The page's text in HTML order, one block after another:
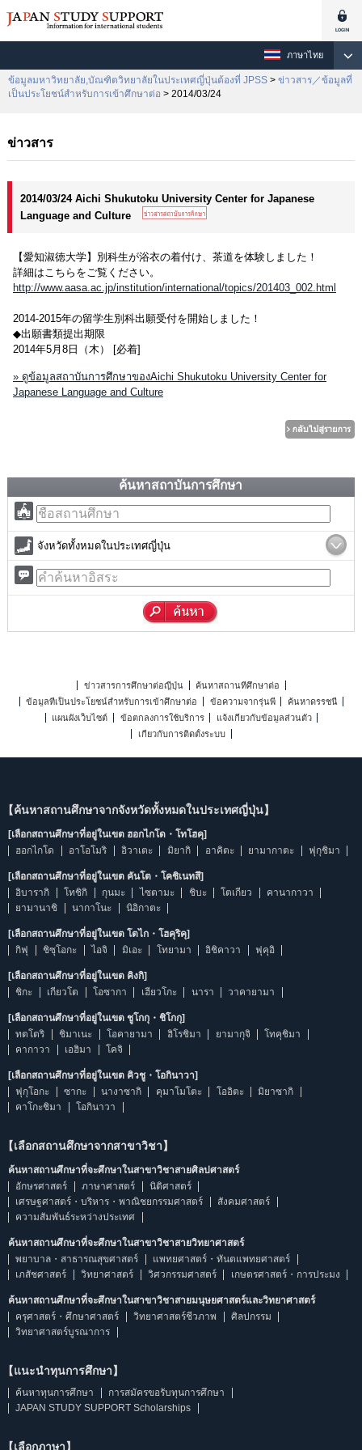
ภาษาไทย
ข้อมูลมหาวิทยาลัย,บัณฑิตวิทยาลัยในประเทศญี่ปุ่นต้องที่ JPSS > ข่าวสาร／ข้อมูลที่
เป็นประโยชน์สำหรับการเข้าศึกษาต่อ > 2014/03/24
ข่าวสาร
2014/03/24 Aichi Shukutoku University Center for Japanese
Language and Culture
【愛知淑徳大学】別科生が浴衣の着付け、茶道を体験しました！
詳細はこちらをご覧ください。
http://www.aasa.ac.jp/institution/international/topics/201403_002.html
2014-2015年の留学生別科出願受付を開始しました！
◆出願書類提出期限
2014年5月8日（木） [必着]
» ดูข้อมูลสถาบันการศึกษาของAichi Shukutoku University Center for
Japanese Language and Culture
ค้นหาสถาบันการศึกษา
จังหวัดทั้งหมดในประเทศญี่ปุ่น
ข่าวสารการศึกษาต่อญี่ปุ่น
ค้นหาสถานที่ศึกษาต่อ
ข้อมูลที่เป็นประโยชน์สำหรับการเข้าศึกษาต่อ
ข้อความจากรุ่นพี่
ค้นหาดรรชนี
แผนผังเว็บไซต์
ข้อตกลงการใช้บริการ
แจ้งเกี่ยวกับข้อมูลส่วนตัว
เกี่ยวกับการติดตั้งระบบ
【ค้นหาสถานศึกษาจากจังหวัดทั้งหมดในประเทศญี่ปุ่น】
[เลือกสถานศึกษาที่อยู่ในเขต ฮอกไกโด・โทโฮคุ]
ฮอกไกโด
อาโอโมริ อิวาเตะ มิยากิ อาคิตะ ยามากาตะ ฟุกุชิมา
[เลือกสถานศึกษาที่อยู่ในเขต คันโต・โคชิเนทสึ]
อิบารากิ
โทชิกิ กุนมะ ไซตามะ ชิบะ โตเกียว
คานากาวา
ยามานาชิ
นากาโนะ นิอิกาตะ
[เลือกสถานศึกษาที่อยู่ในเขต โตไก・โฮคุริคุ]
กิฟุ
ชิซุโอกะ ไอจิ มิเอะ โทยามา อิชิคาวา ฟุคุอิ
[เลือกสถานศึกษาที่อยู่ในเขต คิงกิ]
ชิกะ
เกียวโต โอซากา เฮียวโกะ นารา วาคายามา
[เลือกสถานศึกษาที่อยู่ในเขต ชูโกกุ・ชิโกกุ]
ทตโตริ
ชิมาเนะ โอคายามา ฮิโรชิมา ยามากุจิ
โทคุชิมา
คากาวา
เอฮิมา โคจิ
[เลือกสถานศึกษาที่อยู่ในเขต คิวชู・โอกินาวา]
ฟุกุโอกะ
ซากะ นางาซากิ คุมาโมโตะ โออิตะ
มิยาซากิ
คาโกะชิมา
โอกินาวา
【เลือกสถานศึกษาจากสาขาวิชา】
ค้นหาสถานศึกษาที่จะศึกษาในสาขาวิชาสายศิลปศาสตร์
อักษรศาสตร์
ภาษาศาสตร์
นิติศาสตร์
เศรษฐศาสตร์・บริหาร・พาณิชยกรรมศาสตร์
สังคมศาสตร์
ความสัมพันธ์ระหว่างประเทศ
ค้นหาสถานศึกษาที่จะศึกษาในสาขาวิชาสายวิทยาศาสตร์
พยาบาล・สาธารณสุขศาสตร์
แพทยศาสตร์・ทันตแพทยศาสตร์
เภสัชศาสตร์
วิทยาศาสตร์ วิศวกรรมศาสตร์ เกษตรศาสตร์・การประมง
ค้นหาสถานศึกษาที่จะศึกษาในสาขาวิชาสายมนุษยศาสตร์และวิทยาศาสตร์
ครุศาสตร์・ศึกษาศาสตร์
วิทยาศาสตร์ชีวภาพ
ศิลปกรรม
วิทยาศาสตร์บูรณาการ
【แนะนำทุนการศึกษา】
ค้นหาทุนการศึกษา
การสมัครขอรับทุนการศึกษา
JAPAN STUDY SUPPORT Scholarships
【เลือกภาษา】